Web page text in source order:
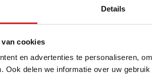
Details
cookies
en advertenties te personaliseren,
Ook delen we informatie over uw
van de Caribische keuken.
van een creatief proces en is het
het is volgens haar belangrijk dat de
een gerecht en de culturen waardoor